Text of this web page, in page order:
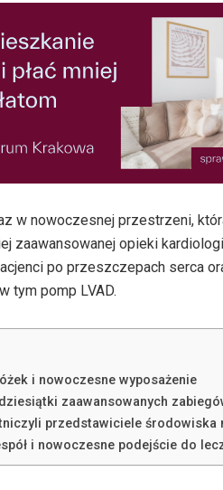
w nowoczesnej przestrzeni,
zaawansowanej opieki
po przeszczepach serca
tym pomp LVAD.
i nowoczesne wyposażenie
zaawansowanych
przedstawiciele środowiska
i nowoczesne podejście do